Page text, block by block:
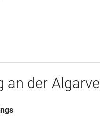
an der Algarve